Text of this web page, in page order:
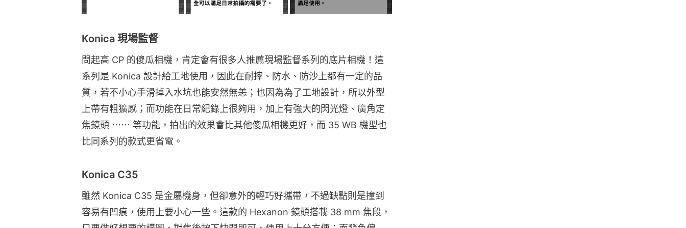
Konica 現場監督
問起高 CP 的傻瓜相機，肯定會有很多人推薦現場監督系列的底片相機！這
系列是 Konica 設計給工地使用，因此在耐摔、防水、防沙上都有一定的品
質，若不小心手滑掉入水坑也能安然無恙；也因為為了工地設計，所以外型
上帶有粗獷感；而功能在日常紀錄上很夠用，加上有強大的閃光燈、廣角定
焦鏡頭 ⋯⋯ 等功能，拍出的效果會比其他傻瓜相機更好，而 35 WB 機型也
比同系列的款式更省電。
Konica C35
雖然 Konica C35 是金屬機身，但卻意外的輕巧好攜帶，不過缺點則是撞到
容易有凹痕，使用上要小心一些。這款的 Hexanon 鏡頭搭載 38 mm 焦段，